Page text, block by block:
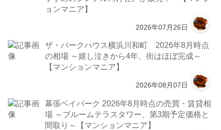
ョンマニア】
2026年07月26日
ザ・パークハウス横浜川和町 2026年8月時点
の相場 ～嬉し泣きから4年、街はほぼ完成～
【マンションマニア】
2026年08月07日
幕張ベイパーク 2026年8月時点の売買・賃貸相
場 ～ブルームテラスタワー、第3期予定価格と
間取り～【マンションマニア】